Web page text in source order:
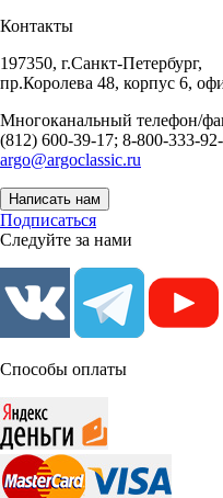
Контакты
197350, г.Санкт-Петербург,
пр.Королева 48, корпус 6,
Многоканальный телефон/
(812) 600-39-17; 8-800-333-
argo@argoclassic.ru
Написать нам
Подписаться
Следуйте за нами
Способы оплаты